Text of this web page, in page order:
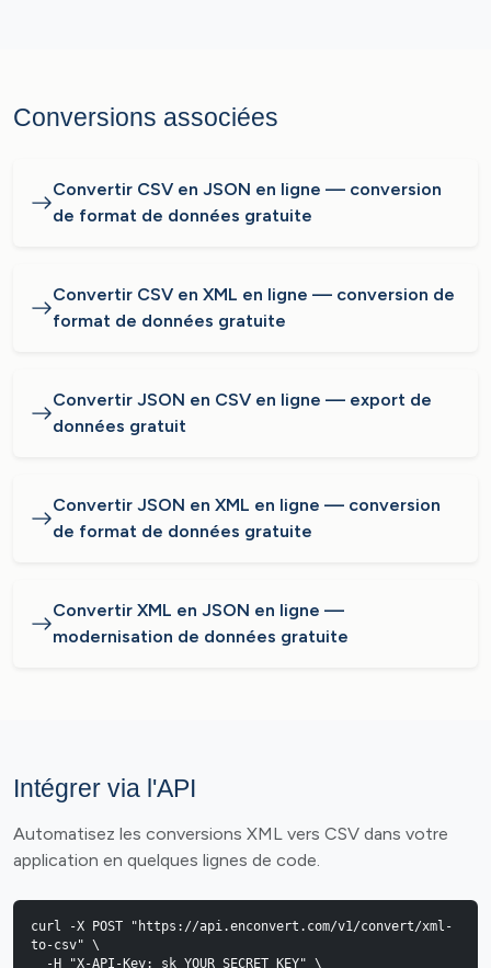
Conversions associées
Convertir CSV en JSON en ligne — conversion
de format de données gratuite
Convertir CSV en XML en ligne — conversion de
format de données gratuite
Convertir JSON en CSV en ligne — export de
données gratuit
Convertir JSON en XML en ligne — conversion
de format de données gratuite
Convertir XML en JSON en ligne —
modernisation de données gratuite
Intégrer via l'API
Automatisez les conversions XML vers CSV dans votre
application en quelques lignes de code.
curl -X POST "https://api.enconvert.com/v1/convert/xml-
to-csv" \